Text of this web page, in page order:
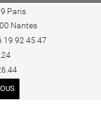
Paris
Nantes
19 92 45 47